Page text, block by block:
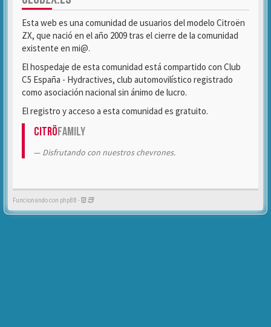
Esta web es una comunidad de usuarios del modelo Citroën
ZX, que nació en el año 2009 tras el cierre de la comunidad
existente en mi@.
El hospedaje de esta comunidad está compartido con Club
C5 España - Hydractives, club automovilístico registrado
como asociación nacional sin ánimo de lucro.
El registro y acceso a esta comunidad es gratuito.
CitröFamily
Disfrutando con nuestros chevrones.
Funcionando con phpBB -